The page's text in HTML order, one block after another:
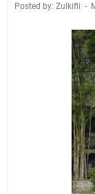
Posted by: Zulkifli